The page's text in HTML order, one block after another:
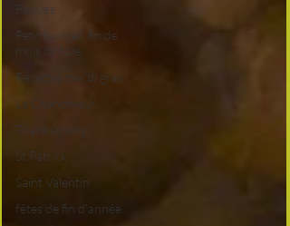
Pâques
Petit budget, fin de
mois difficile
Recettes mardi gras
La Chandeleur
Thanksgiving
St Patrick
Saint Valentin
fêtes de fin d'année